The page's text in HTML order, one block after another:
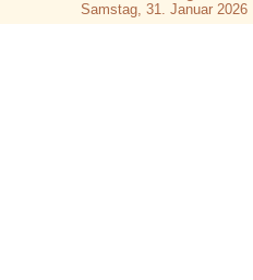
Samstag, 31. Januar 2026